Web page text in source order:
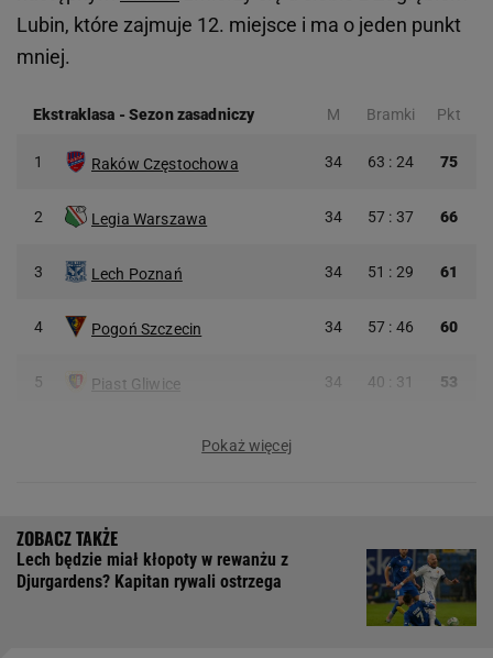
Lubin, które zajmuje 12. miejsce i ma o jeden punkt
mniej.
Ekstraklasa - Sezon zasadniczy M Bramki Pkt
1 Raków Częstochowa 34 63 : 24 75
2 Legia Warszawa 34 57 : 37 66
3 Lech Poznań 34 51 : 29 61
4 Pogoń Szczecin 34 57 : 46 60
5 Piast Gliwice 34 40 : 31 53
Pokaż więcej
Lech będzie miał kłopoty w rewanżu z
Djurgardens? Kapitan rywali ostrzega